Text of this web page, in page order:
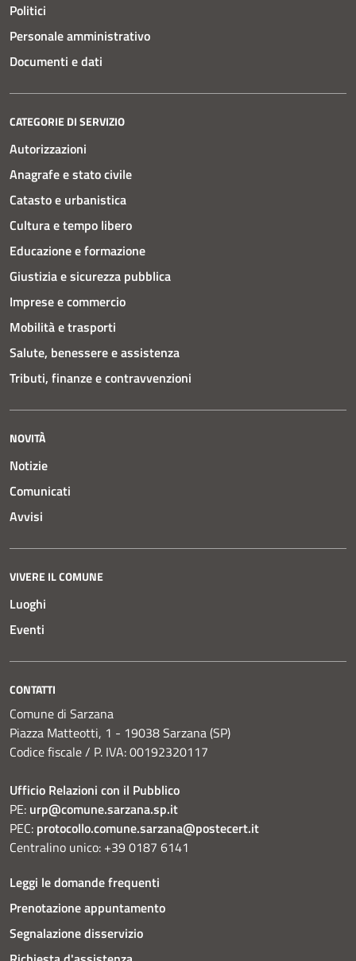
Politici
Personale amministrativo
Documenti e dati
CATEGORIE DI SERVIZIO
Autorizzazioni
Anagrafe e stato civile
Catasto e urbanistica
Cultura e tempo libero
Educazione e formazione
Giustizia e sicurezza pubblica
Imprese e commercio
Mobilità e trasporti
Salute, benessere e assistenza
Tributi, finanze e contravvenzioni
NOVITÀ
Notizie
Comunicati
Avvisi
VIVERE IL COMUNE
Luoghi
Eventi
CONTATTI
Comune di Sarzana
Piazza Matteotti, 1 - 19038 Sarzana (SP)
Codice fiscale / P. IVA: 00192320117
Ufficio Relazioni con il Pubblico
PE: urp@comune.sarzana.sp.it
PEC: protocollo.comune.sarzana@postecert.it
Centralino unico: +39 0187 6141
Leggi le domande frequenti
Prenotazione appuntamento
Segnalazione disservizio